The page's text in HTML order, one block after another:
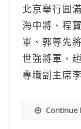
北京舉行圓
海中將、程
軍、郭尊先
世強將軍、
專職副主席
Continue